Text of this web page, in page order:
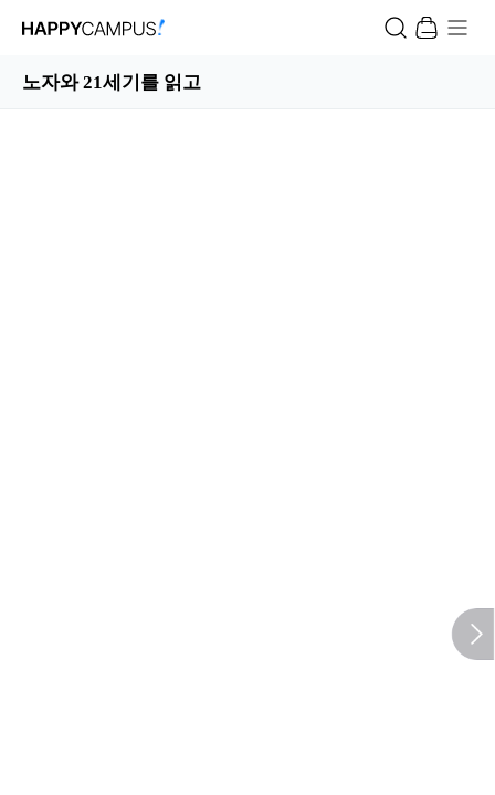
노자와 21세기를 읽고